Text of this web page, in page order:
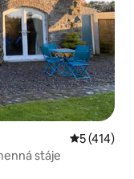
Průměrné
5 (414)
stáje